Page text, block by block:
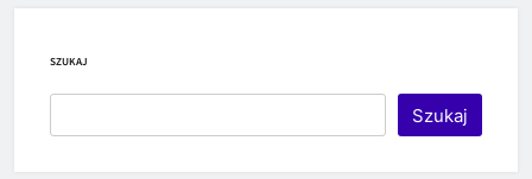
SZUKAJ
Szukaj